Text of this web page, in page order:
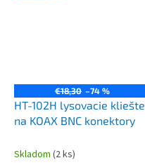
€18,30 –74 %
HT-102H lysovacie kliešte
na KOAX BNC konektory
Skladom (2 ks)